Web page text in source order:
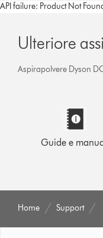
API failure: Product Not
Ulteriore
Aspirapolvere Dyson
Guide e
Home Support